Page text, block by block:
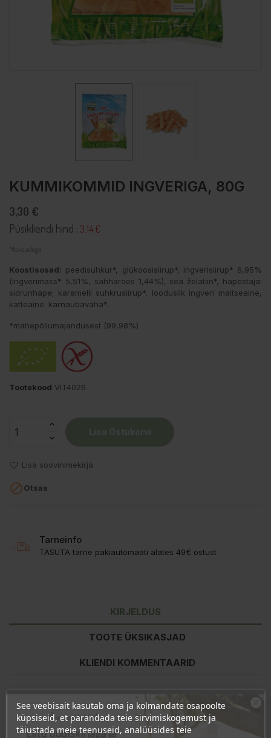
KUMMIKOMMID INGVERIGA, 80G
3,30 €
Püsikliendi hind : 3.14 €
Maksudega
Koostisosad: peedisuhkur*, glükoosisiirup*, ingverisiirup* 6,95%
(ingverimass* 5,51%, sahharoos 1,44%), sea želatiin*, hapestaja:
sidrunhape; karamelli suhkrusiirup*, looduslik ingveri maitseaine,
katteaine: karnaubavaha*.
*mahepõllumajandusest (99,98%)
Tootekood VIT4026
Lisa soovinimekirja
Otsas
Tarneinfo
TASUTA tarne pakiautomaati alates 49€ ostust
KIRJELDUS
TOOTE ÜKSIKASJAD
KLIENDI KOMMENTAARID
Toitumisalane teave 100g kohta
Energiasisaldus
1409kJ/331kcal
Rasvad
0,1g
See veebisait kasutab oma ja kolmandate osapoolte
küpsiseid, et parandada teie sirvimiskogemust ja
täiustada meie teenuseid, analüüsides teie
Ära veel lahku!
Liitu uudiskirjaga ja